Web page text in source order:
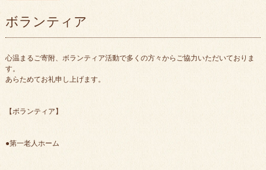
ボランティア
心温まるご寄附、ボランティア活動で多くの方々からご協力いただいておりま
す。
あらためてお礼申し上げます。
【ボランティア】
●第一老人ホーム